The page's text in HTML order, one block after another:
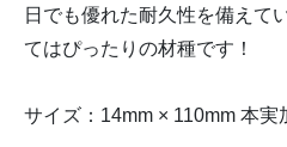
日でも優れた耐久性を備えて
てはぴったりの材種です！
サイズ：14mm × 110mm 本実